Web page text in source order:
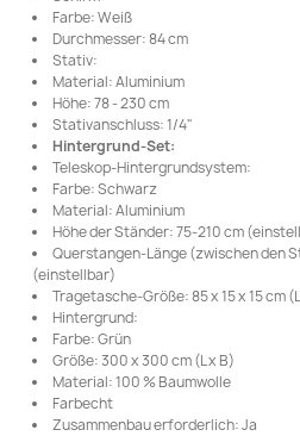
Farbe: Weiß
Durchmesser: 84 cm
Stativ:
Material: Aluminium
Höhe: 78 - 230 cm
Stativanschluss: 1/4"
Hintergrund-Set:
Teleskop-Hintergrundsystem:
Farbe: Schwarz
Material: Aluminium
Höhe der Ständer: 75-210 cm
Querstangen-Länge (zwischen den
(einstellbar)
Tragetasche-Größe: 85 x 15 x 15 cm
Hintergrund:
Farbe: Grün
Größe: 300 x 300 cm (L x B)
Material: 100 % Baumwolle
Farbecht
Zusammenbau erforderlich: Ja